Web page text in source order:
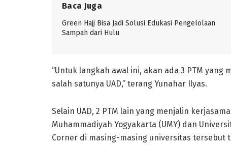
Baca Juga
Green Hajj Bisa Jadi Solusi Edukasi Pengelolaan
Sampah dari Hulu
“Untuk langkah awal ini, akan ada 3 PTM yang
salah satunya UAD,” terang Yunahar Ilyas.
Selain UAD, 2 PTM lain yang menjalin
Muhammadiyah Yogyakarta (UMY) dan
Corner di masing-masing universitas tersebut